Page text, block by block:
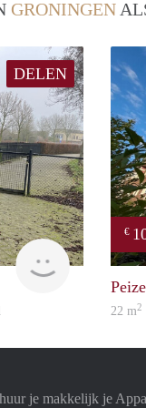
GRONINGEN
DELEN
GrunoVerhuur
€
22 m2
je makkelijk je